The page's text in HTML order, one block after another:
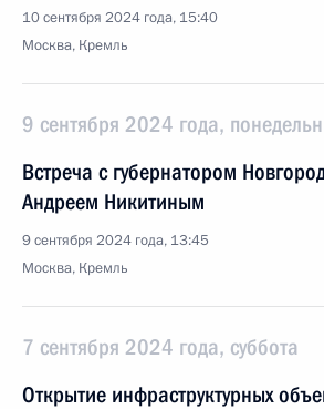
10 сентября 2024 года, 15:40
Москва, Кремль
9 сентября 2024 года,
Встреча с губернатором
Андреем Никитиным
9 сентября 2024 года, 13:45
Москва, Кремль
7 сентября 2024 года, суббота
Открытие инфраструктурных